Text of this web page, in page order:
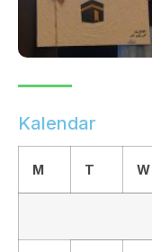
Kalendar
M T W